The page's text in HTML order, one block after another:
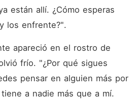
están allí. ¿Cómo esperas
los enfrente?".
apareció en el rostro de
frío. "¿Por qué sigues
pensar en alguien más por
a nadie más que a mí.